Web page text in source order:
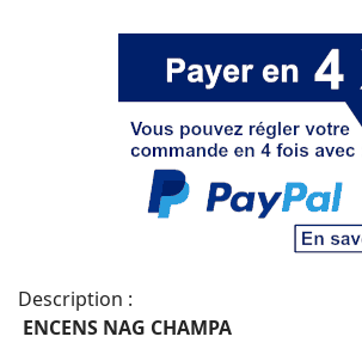
Description :
ENCENS NAG CHAMPA